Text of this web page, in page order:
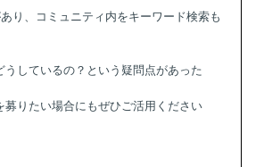
り、コミュニティ内をキーワード検索も
うしているの？という疑問点があった
募りたい場合にもぜひご活用ください